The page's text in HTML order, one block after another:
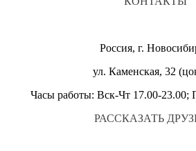
Россия, г.
ул. Каменская, 32
Часы работы: Вск-Чт 17.00-23.00;
РАССКАЗАТЬ